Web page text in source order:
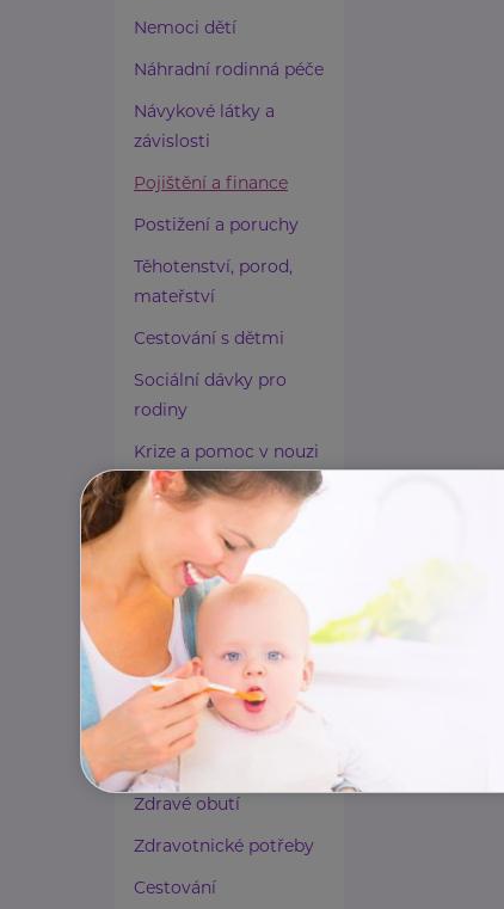
Nemoci dětí
Náhradní rodinná péče
Návykové látky a
závislosti
Pojištění a finance
Postižení a poruchy
Těhotenství, porod,
mateřství
Cestování s dětmi
Sociální dávky pro
rodiny
Krize a pomoc v nouzi
Paliativní péče
Rady a tipy
Harmonie duše a těla
Zaměstnávání osob ze
zdravotním
postižením
Lázeňství a wellness
Zdravé spaní a sezení
Zdravé obutí
Zdravotnické potřeby
Cestování